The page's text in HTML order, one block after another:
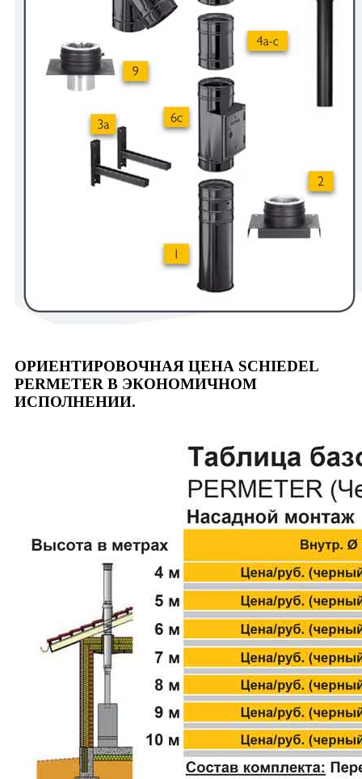
ОРИЕНТИРОВОЧНАЯ ЦЕНА SCHIEDEL
PERMETER В ЭКОНОМИЧНОМ
ИСПОЛНЕНИИ.